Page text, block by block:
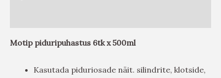
Motip piduripuhastus 6tk x 500ml
Kasutada piduriosade näit. silindrite, klotside,